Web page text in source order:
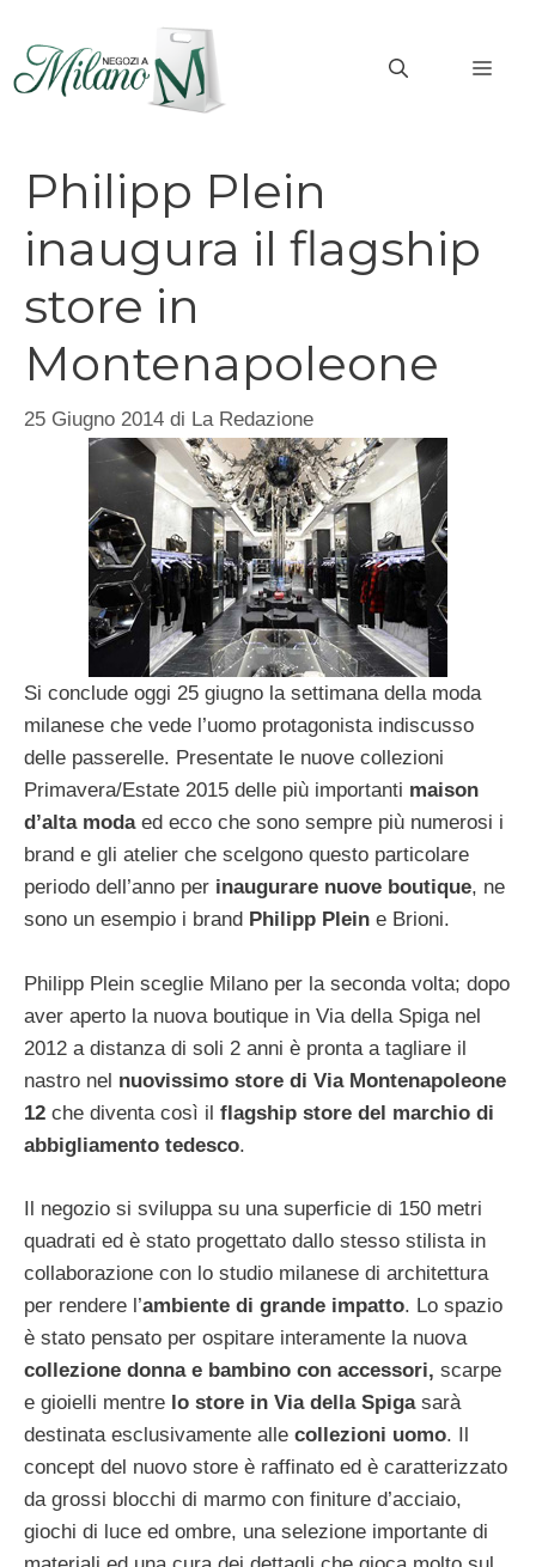
contenuto
Philipp Plein
inaugura il flagship
store in
Montenapoleone
25 Giugno 2014 di La Redazione
Si conclude oggi 25 giugno la settimana della moda
milanese che vede l’uomo protagonista indiscusso
delle passerelle. Presentate le nuove collezioni
Primavera/Estate 2015 delle più importanti maison
d’alta moda ed ecco che sono sempre più numerosi i
brand e gli atelier che scelgono questo particolare
periodo dell’anno per inaugurare nuove boutique, ne
sono un esempio i brand Philipp Plein e Brioni.
Philipp Plein sceglie Milano per la seconda volta; dopo
aver aperto la nuova boutique in Via della Spiga nel
2012 a distanza di soli 2 anni è pronta a tagliare il
nastro nel nuovissimo store di Via Montenapoleone
12 che diventa così il flagship store del marchio di
abbigliamento tedesco.
Il negozio si sviluppa su una superficie di 150 metri
quadrati ed è stato progettato dallo stesso stilista in
collaborazione con lo studio milanese di architettura
per rendere l’ambiente di grande impatto. Lo spazio
è stato pensato per ospitare interamente la nuova
collezione donna e bambino con accessori, scarpe
e gioielli mentre lo store in Via della Spigasarà
destinata esclusivamente alle collezioni uomo. Il
concept del nuovo store è raffinato ed è caratterizzato
da grossi blocchi di marmo con finiture d’acciaio,
giochi di luce ed ombre, una selezione importante di